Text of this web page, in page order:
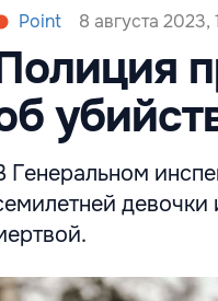
Point 8 августа 2023,
Генеральном